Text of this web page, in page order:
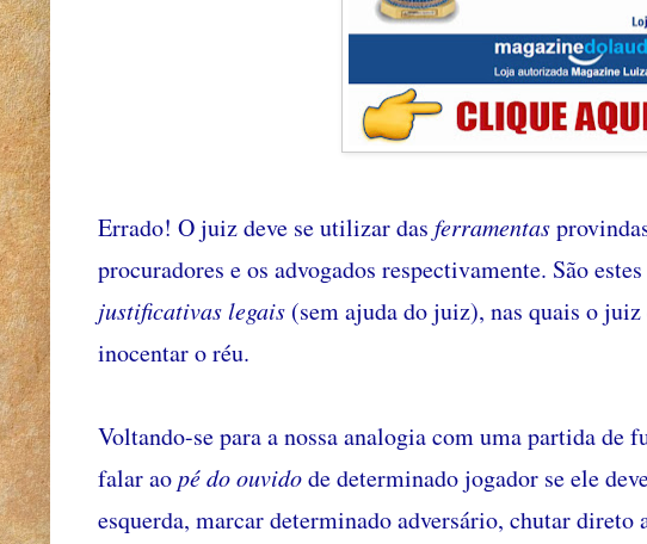
Errado! O juiz deve se utilizar das ferramentas
procuradores e os advogados respectivamente. São
justificativas legais (sem ajuda do juiz), nas quais o juiz
inocentar o réu.
Voltando-se para a nossa analogia com uma partida de
falar aopé do ouvidode determinado jogador se ele
esquerda, marcar determinado adversário, chutar